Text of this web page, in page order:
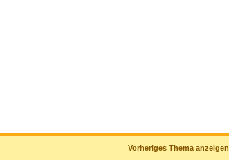
Vorheriges Thema anzeigen